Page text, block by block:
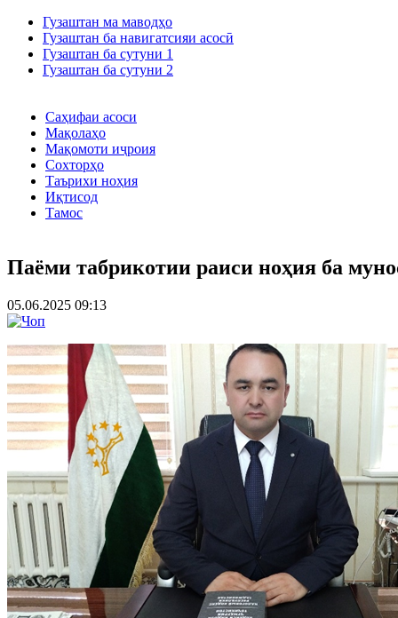
Гузаштан ма маводҳо
Гузаштан ба навигатсияи асосӣ
Гузаштан ба сутуни 1
Гузаштан ба сутуни 2
Саҳифаи асоси
Мақолаҳо
Мақомоти иҷроия
Сохторҳо
Таърихи ноҳия
Иқтисод
Тамос
Паёми табрикотии раиси ноҳия ба
05.06.2025 09:13